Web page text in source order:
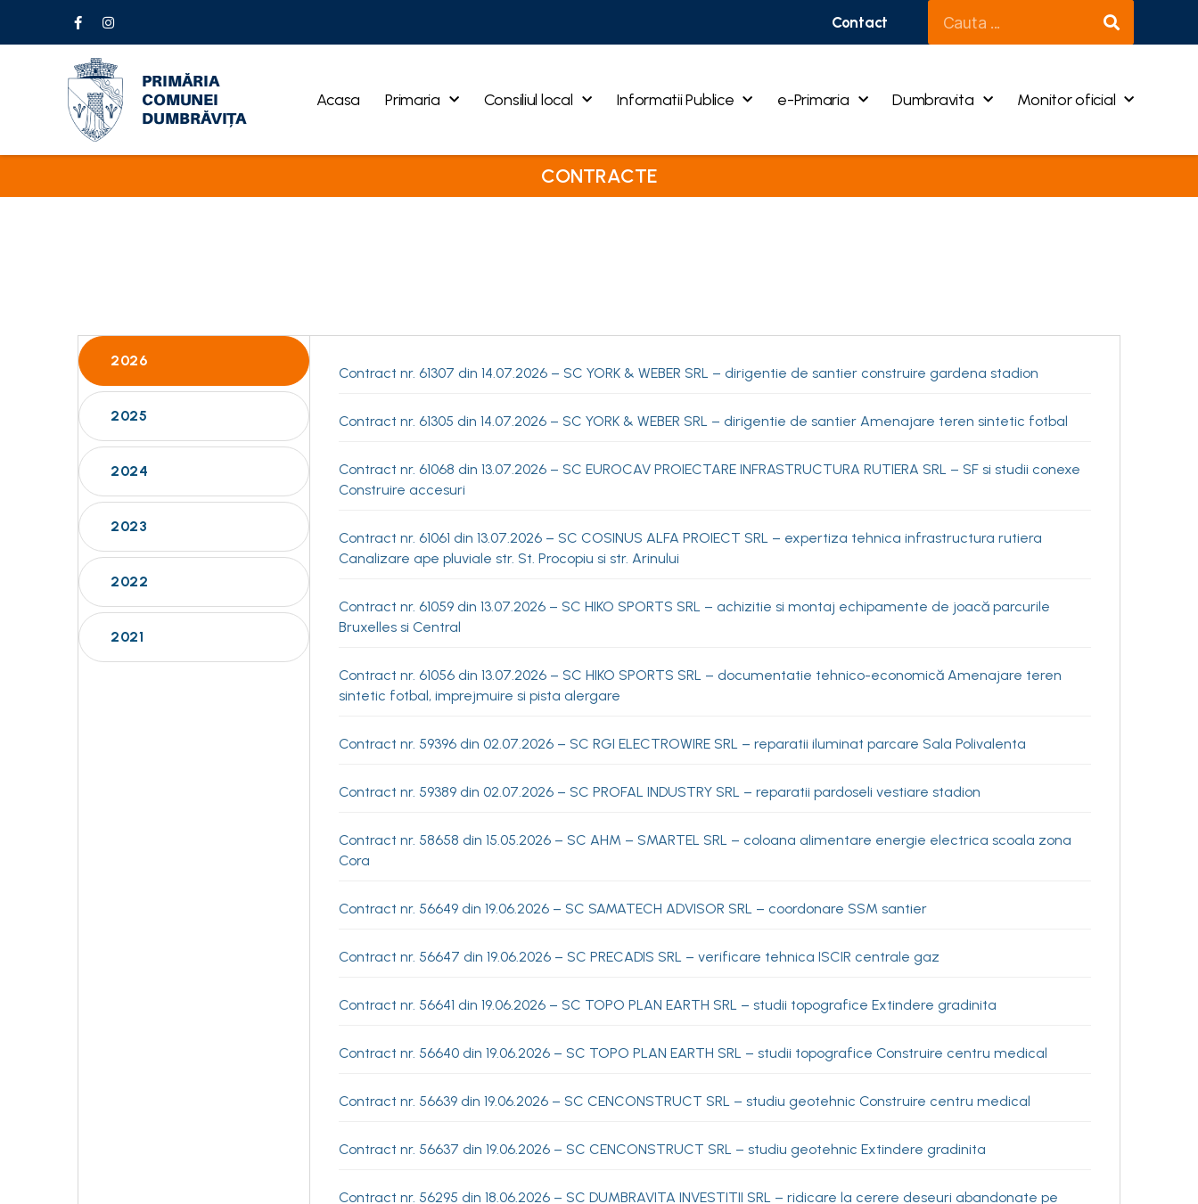
Contact
Acasa Primaria Consiliul local Informatii Publice e-Primaria Dumbravita Monitor oficial
CONTRACTE
2026
2025
2024
2023
2022
2021
Contract nr. 61307 din 14.07.2026 – SC YORK & WEBER SRL – dirigentie de santier construire gardena stadion
Contract nr. 61305 din 14.07.2026 – SC YORK & WEBER SRL – dirigentie de santier Amenajare teren sintetic fotbal
Contract nr. 61068 din 13.07.2026 – SC EUROCAV PROIECTARE INFRASTRUCTURA RUTIERA SRL – SF si studii conexe
Construire accesuri
Contract nr. 61061 din 13.07.2026 – SC COSINUS ALFA PROIECT SRL – expertiza tehnica infrastructura rutiera
Canalizare ape pluviale str. St. Procopiu si str. Arinului
Contract nr. 61059 din 13.07.2026 – SC HIKO SPORTS SRL – achizitie si montaj echipamente de joacă parcurile
Bruxelles si Central
Contract nr. 61056 din 13.07.2026 – SC HIKO SPORTS SRL – documentatie tehnico-economică Amenajare teren
sintetic fotbal, imprejmuire si pista alergare
Contract nr. 59396 din 02.07.2026 – SC RGI ELECTROWIRE SRL – reparatii iluminat parcare Sala Polivalenta
Contract nr. 59389 din 02.07.2026 – SC PROFAL INDUSTRY SRL – reparatii pardoseli vestiare stadion
Contract nr. 58658 din 15.05.2026 – SC AHM – SMARTEL SRL – coloana alimentare energie electrica scoala zona
Cora
Contract nr. 56649 din 19.06.2026 – SC SAMATECH ADVISOR SRL – coordonare SSM santier
Contract nr. 56647 din 19.06.2026 – SC PRECADIS SRL – verificare tehnica ISCIR centrale gaz
Contract nr. 56641 din 19.06.2026 – SC TOPO PLAN EARTH SRL – studii topografice Extindere gradinita
Contract nr. 56640 din 19.06.2026 – SC TOPO PLAN EARTH SRL – studii topografice Construire centru medical
Contract nr. 56639 din 19.06.2026 – SC CENCONSTRUCT SRL – studiu geotehnic Construire centru medical
Contract nr. 56637 din 19.06.2026 – SC CENCONSTRUCT SRL – studiu geotehnic Extindere gradinita
Contract nr. 56295 din 18.06.2026 – SC DUMBRAVITA INVESTITII SRL – ridicare la cerere deseuri abandonate pe